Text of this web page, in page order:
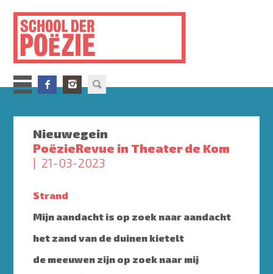
inhoud
gaan
Nieuwegein
PoëzieRevue in Theater de Kom
21-03-2023
Strand
Mijn aandacht is op zoek naar aandacht
het zand van de duinen kietelt
de meeuwen zijn op zoek naar mij